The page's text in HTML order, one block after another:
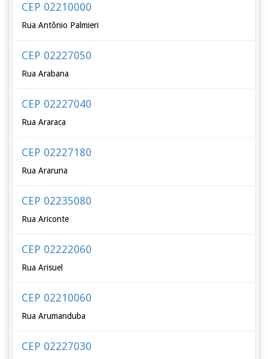
CEP 02210000
Rua Antônio Palmieri
CEP 02227050
Rua Arabana
CEP 02227040
Rua Araraca
CEP 02227180
Rua Araruna
CEP 02235080
Rua Ariconte
CEP 02222060
Rua Arisuel
CEP 02210060
Rua Arumanduba
CEP 02227030